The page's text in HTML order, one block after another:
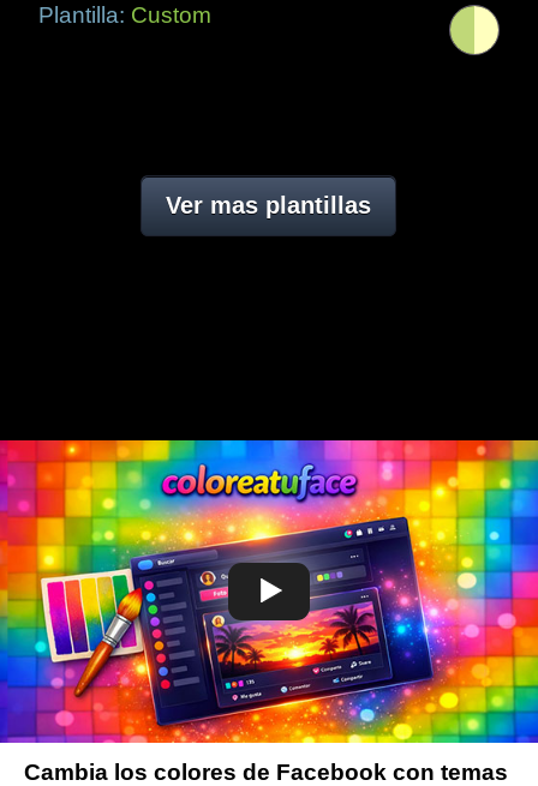
Plantilla: Custom
Ver mas plantillas
Cambia los colores de Facebook con temas